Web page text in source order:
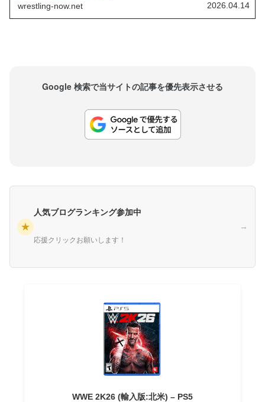
性ファンに対して「あんたがMSになってよかった
抱える難病「多発性硬化症」のこと。免疫系が中
wrestling-now.net 2026.04.14
Google 検索で当サイトの記事を優先表示させる
★
人気ブログランキング参加中
応援クリックお願いします！
→
WWE 2K26 (輸入版:北米) – PS5